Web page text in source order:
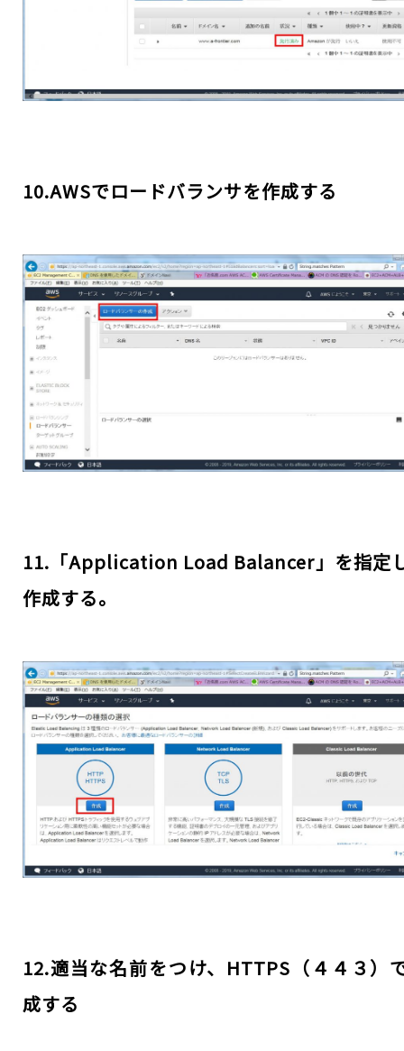
10.AWSでロードバランサを作成する
11.「Application Load Balancer」を指定
作成する。
12.適当な名前をつけ、HTTPS（４４３）
成する